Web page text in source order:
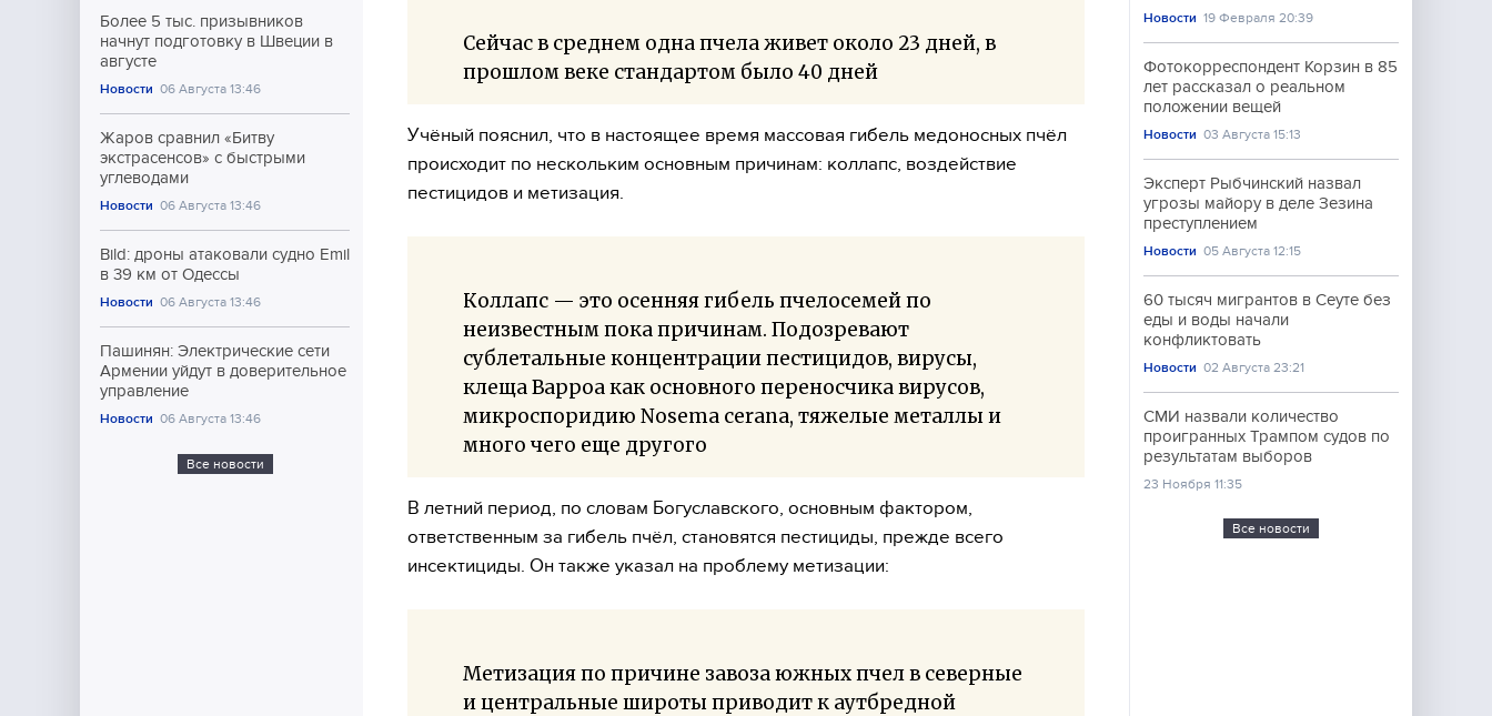
Более 5 тыс. призывников
начнут подготовку в Швеции в
августе
Новости 06 Августа 13:46
Жаров сравнил «Битву
экстрасенсов» с быстрыми
углеводами
Новости 06 Августа 13:46
Bild: дроны атаковали судно Emil
в 39 км от Одессы
Новости 06 Августа 13:46
Пашинян: Электрические сети
Армении уйдут в доверительное
управление
Новости 06 Августа 13:46
Все новости
Сейчас в среднем одна пчела живет около 23 дней, в
прошлом веке стандартом было 40 дней
Учёный пояснил, что в настоящее время массовая гибель медоносных пчёл
происходит по нескольким основным причинам: коллапс, воздействие
пестицидов и метизация.
Коллапс — это осенняя гибель пчелосемей по
неизвестным пока причинам. Подозревают
сублетальные концентрации пестицидов, вирусы,
клеща Варроа как основного переносчика вирусов,
микроспоридию Nosema cerana, тяжелые металлы и
много чего еще другого
В летний период, по словам Богуславского, основным фактором,
ответственным за гибель пчёл, становятся пестициды, прежде всего
инсектициды. Он также указал на проблему метизации:
Метизация по причине завоза южных пчел в северные
и центральные широты приводит к аутбредной
Новости 19 Февраля 20:39
Фотокорреспондент Корзин в 85
лет рассказал о реальном
положении вещей
Новости 03 Августа 15:13
Эксперт Рыбчинский назвал
угрозы майору в деле Зезина
преступлением
Новости 05 Августа 12:15
60 тысяч мигрантов в Сеуте без
еды и воды начали
конфликтовать
Новости 02 Августа 23:21
СМИ назвали количество
проигранных Трампом судов по
результатам выборов
23 Ноября 11:35
Все новости